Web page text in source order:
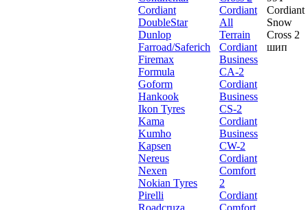
Cordiant
DoubleStar
Dunlop
Farroad/Saferich
Firemax
Formula
Goform
Hankook
Ikon Tyres
Kama
Kumho
Kapsen
Nereus
Nexen
Nokian Tyres
Pirelli
Roadcruza
Cordiant
All
Terrain
Cordiant
Business
CA-2
Cordiant
Business
CS-2
Cordiant
Business
CW-2
Cordiant
Comfort
2
Cordiant
Comfort
Cordiant
Snow
Cross 2
шип